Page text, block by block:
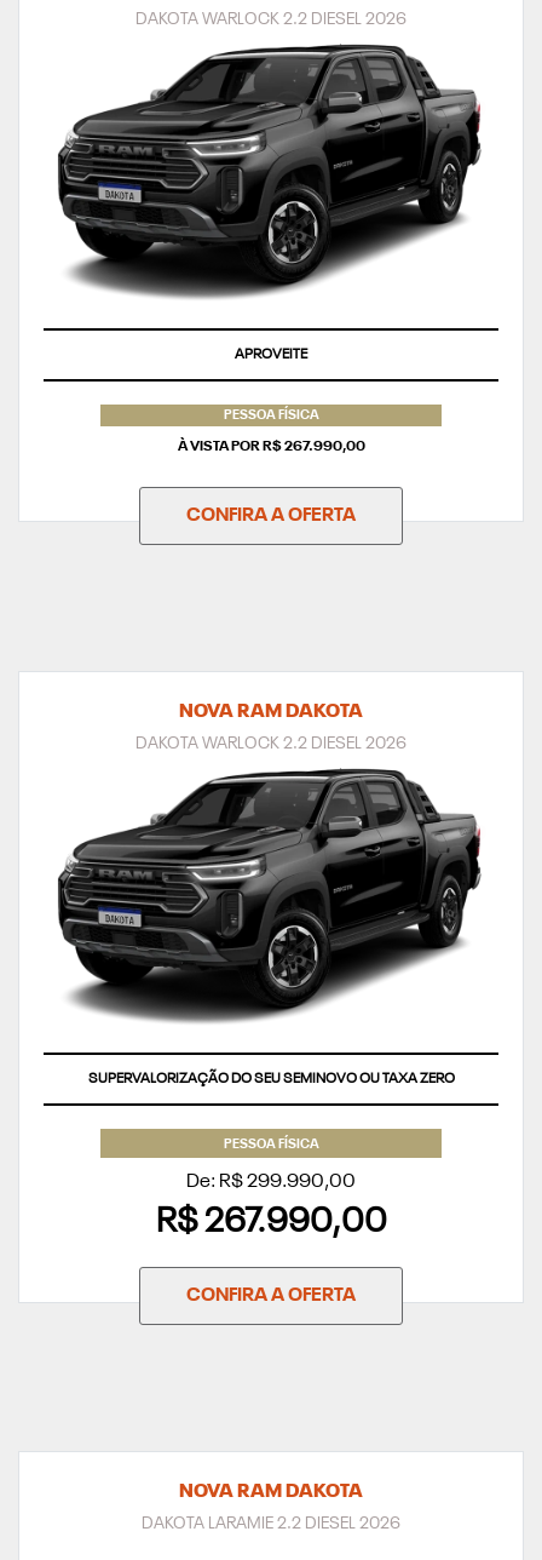
DAKOTA WARLOCK 2.2 DIESEL 2026
APROVEITE
PESSOA FÍSICA
À VISTA POR R$ 267.990,00
CONFIRA A OFERTA
NOVA RAM DAKOTA
DAKOTA WARLOCK 2.2 DIESEL 2026
SUPERVALORIZAÇÃO DO SEU SEMINOVO OU TAXA ZERO
PESSOA FÍSICA
De: R$ 299.990,00
R$ 267.990,00
CONFIRA A OFERTA
NOVA RAM DAKOTA
DAKOTA LARAMIE 2.2 DIESEL 2026